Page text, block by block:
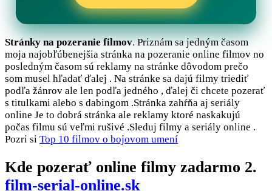
Stránky na pozeranie filmov. Priznám sa jedným časom
moja najobľúbenejšia stránka na pozeranie online filmov no
posledným časom sú reklamy na stránke dôvodom prečo
som musel hľadať ďalej . Na stránke sa dajú filmy triediť
podľa žánrov ale len podľa jedného , ďalej či chcete pozerať
s titulkami alebo s dabingom .Stránka zahŕňa aj seriály
online Je to dobrá stránka ale reklamy ktoré naskakujú
počas filmu sú veľmi rušivé .Sleduj filmy a seriály online .
Pozri si Top 10 filmov o bojovom umení
Kde pozerať online filmy zadarmo 2.
film-serial-online.sk